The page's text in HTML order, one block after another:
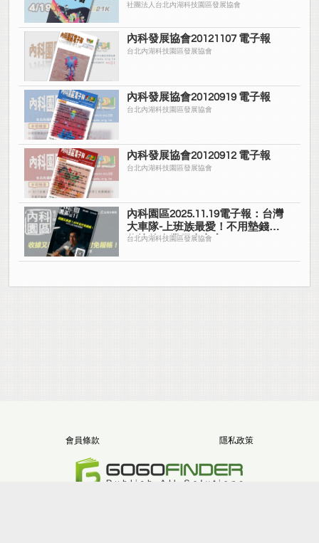
社團法人台北內湖科技園區發展協會
內科發展協會20121107 電子報
台北內湖科技園區發展協會
內科發展協會20120919 電子報
台北內湖科技園區發展協會
內科發展協會20120912 電子報
台北內湖科技園區發展協會
內科園區2025.11.19電子報：台灣
大車隊-上班族最愛！不用墊錢拿
收據的企業用車方案
台北內湖科技園區發展協會
會員條款 隱私政策